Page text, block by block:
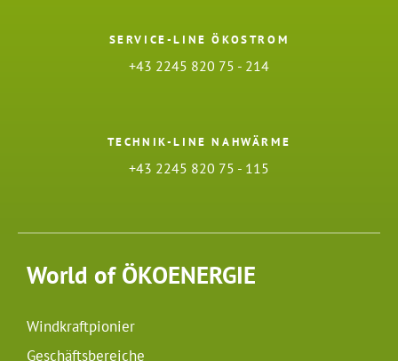
SERVICE-LINE ÖKOSTROM
+43 2245 820 75 - 214
TECHNIK-LINE NAHWÄRME
+43 2245 820 75 - 115
World of ÖKOENERGIE
Windkraftpionier
Geschäftsbereiche